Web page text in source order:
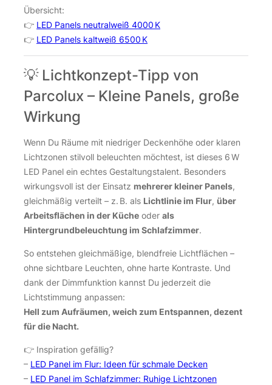
Übersicht:
👉 LED Panels neutralweiß 4000 K
👉 LED Panels kaltweiß 6500 K
💡 Lichtkonzept-Tipp von
Parcolux – Kleine Panels, große
Wirkung
Wenn Du Räume mit niedriger Deckenhöhe oder klaren
Lichtzonen stilvoll beleuchten möchtest, ist dieses 6 W
LED Panel ein echtes Gestaltungstalent. Besonders
wirkungsvoll ist der Einsatz mehrerer kleiner Panels,
gleichmäßig verteilt – z. B. als Lichtlinie im Flur, über
Arbeitsflächen in der Küche oder als
Hintergrundbeleuchtung im Schlafzimmer.
So entstehen gleichmäßige, blendfreie Lichtflächen –
ohne sichtbare Leuchten, ohne harte Kontraste. Und
dank der Dimmfunktion kannst Du jederzeit die
Lichtstimmung anpassen:
Hell zum Aufräumen, weich zum Entspannen, dezent
für die Nacht.
👉 Inspiration gefällig?
– LED Panel im Flur: Ideen für schmale Decken
– LED Panel im Schlafzimmer: Ruhige Lichtzonen